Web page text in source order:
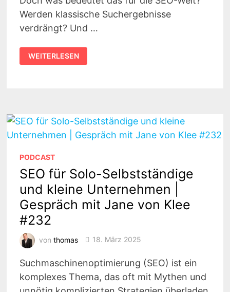
Werden klassische Suchergebnisse
verdrängt? Und …
GOOGLE
AI
OVERVIEWS
KLASSISCHEN
SUCHE?
WEITERLESEN
PODCAST
SEO für Solo-Selbstständige
und kleine Unternehmen |
Gespräch mit Jane von Klee
#232
von thomas 18. März 2025
Suchmaschinenoptimierung (SEO) ist ein
komplexes Thema, das oft mit Mythen und